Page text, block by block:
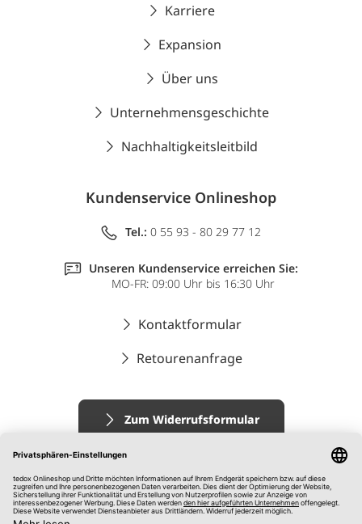
Karriere
Expansion
Über uns
Unternehmensgeschichte
Nachhaltigkeitsleitbild
Kundenservice Onlineshop
Tel.: 0 55 93 - 80 29 77 12
Unseren Kundenservice erreichen Sie:
MO-FR: 09:00 Uhr bis 16:30 Uhr
Kontaktformular
Retourenanfrage
Zum Widerrufsformular
Impressum
AGB